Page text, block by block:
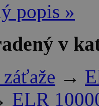
popis »
v
→
ELR